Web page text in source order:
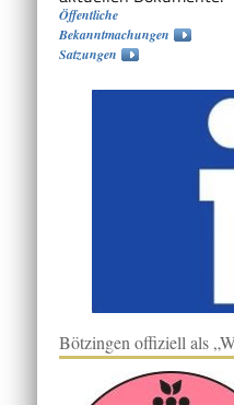
Öffentliche
Bekanntmachungen
Satzungen
Bötzingen offiziell als